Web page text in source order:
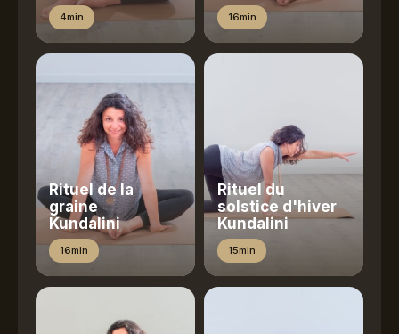
4min 16min
Rituel de la
graine
Kundalini
16min
Rituel du
solstice d'hiver
Kundalini
15min